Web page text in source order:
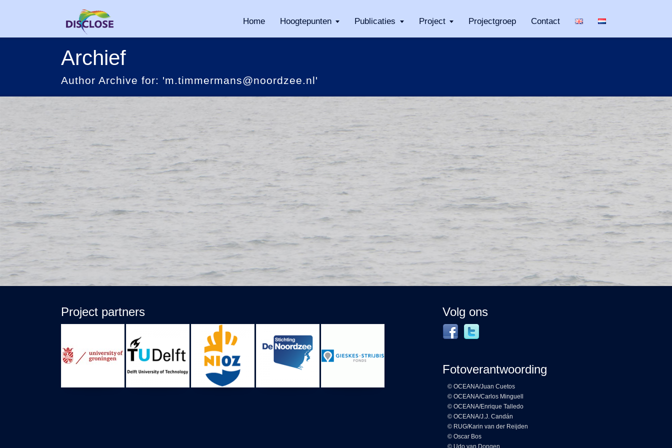
Home Hoogtepunten Publicaties Project Projectgroep Contact
Archief
Author Archive for: 'm.timmermans@noordzee.nl'
Project partners Volg ons
Fotoverantwoording
© OCEANA/Juan Cuetos
© OCEANA/Carlos Minguell
© OCEANA/Enrique Talledo
© OCEANA/J.J. Candán
© RUG/Karin van der Reijden
© Oscar Bos
© Udo van Dongen